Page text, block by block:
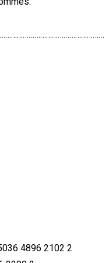
4896 2102 2